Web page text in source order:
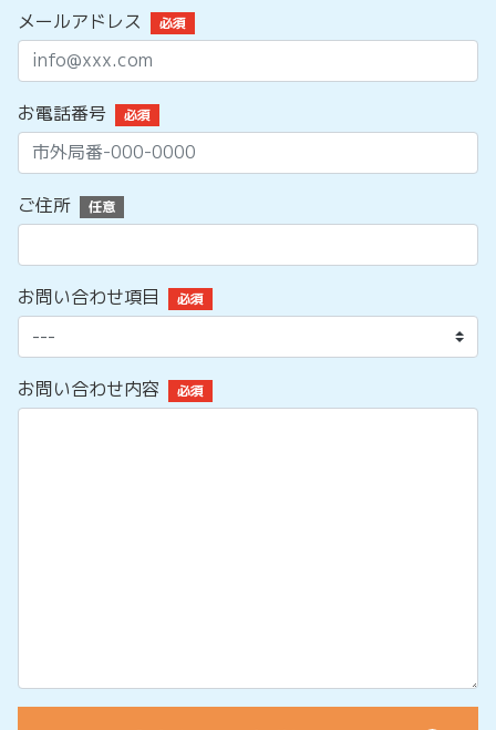
メールアドレス 必須
お電話番号 必須
ご住所 任意
お問い合わせ項目 必須
お問い合わせ内容 必須